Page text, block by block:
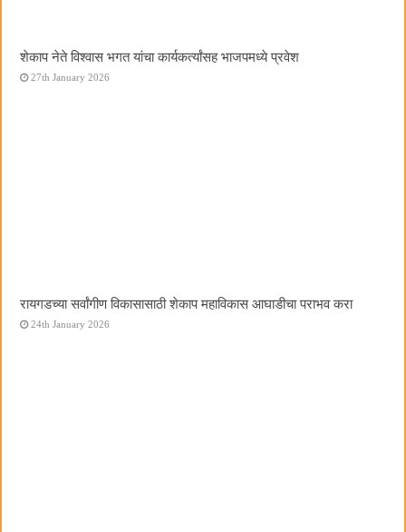
शेकाप नेते विश्वास भगत यांचा कार्यकर्त्यांसह भाजपमध्ये प्रवेश
27th January 2026
रायगडच्या सर्वांगीण विकासासाठी शेकाप महाविकास आघाडीचा पराभव करा
24th January 2026